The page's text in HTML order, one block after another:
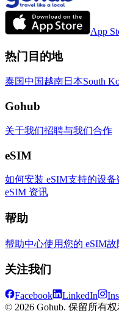
App
热门目的地
泰国中国越南日本South
Gohub
关于我们招聘与我们合作
eSIM
如何安装 eSIM支持的设备
eSIM 资讯
帮助
帮助中心使用您的 eSIM故
关注我们
Facebook LinkedIn
© 2026 Gohub. 保留所有权